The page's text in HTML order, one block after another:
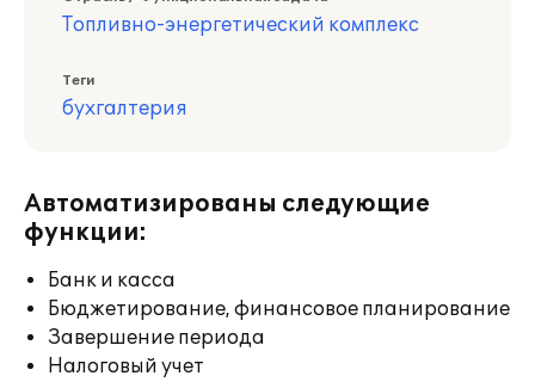
Топливно-энергетический комплекс
Теги
бухгалтерия
Автоматизированы следующие
функции:
Банк и касса
Бюджетирование, финансовое планирование
Завершение периода
Налоговый учет